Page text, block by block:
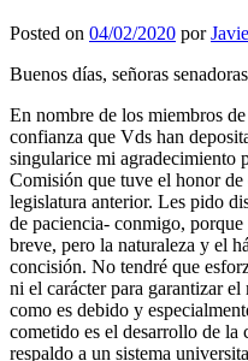
Posted on 04/02/2020 por
Buenos días, señoras
En nombre de los miembros
confianza que Vds han
singularice mi agradecimiento
Comisión que tuve el honor de
legislatura anterior. Les pido
de paciencia- conmigo,
breve, pero la naturaleza y el
concisión. No tendré que
ni el carácter para garantizar
como es debido y
cometido es el desarrollo de
respaldo a un sistema